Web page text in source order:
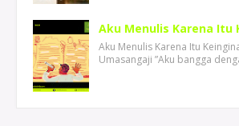
Aku Menulis Karena Itu
Aku Menulis Karena Itu
Umasangaji ”Aku bangga